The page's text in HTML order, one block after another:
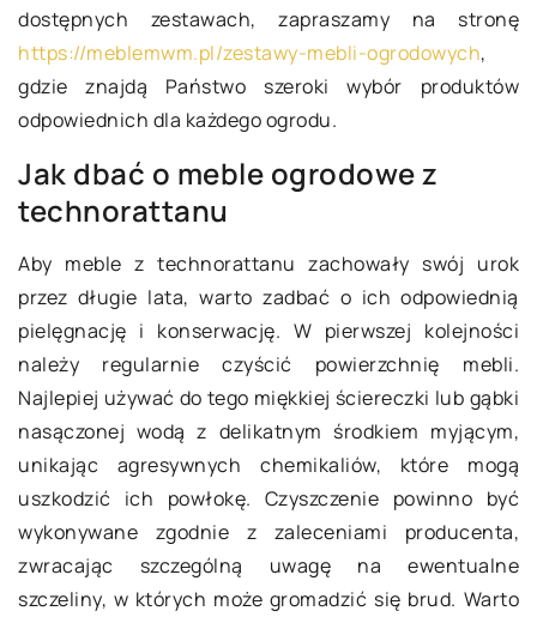
dostępnych zestawach, zapraszamy na stronę
https://meblemwm.pl/zestawy-mebli-ogrodowych,
gdzie znajdą Państwo szeroki wybór produktów
odpowiednich dla każdego ogrodu.
Jak dbać o meble ogrodowe z
technorattanu
Aby meble z technorattanu zachowały swój urok
przez długie lata, warto zadbać o ich odpowiednią
pielęgnację i konserwację. W pierwszej kolejności
należy regularnie czyścić powierzchnię mebli.
Najlepiej używać do tego miękkiej ściereczki lub gąbki
nasączonej wodą z delikatnym środkiem myjącym,
unikając agresywnych chemikaliów, które mogą
uszkodzić ich powłokę. Czyszczenie powinno być
wykonywane zgodnie z zaleceniami producenta,
zwracając szczególną uwagę na ewentualne
szczeliny, w których może gromadzić się brud. Warto